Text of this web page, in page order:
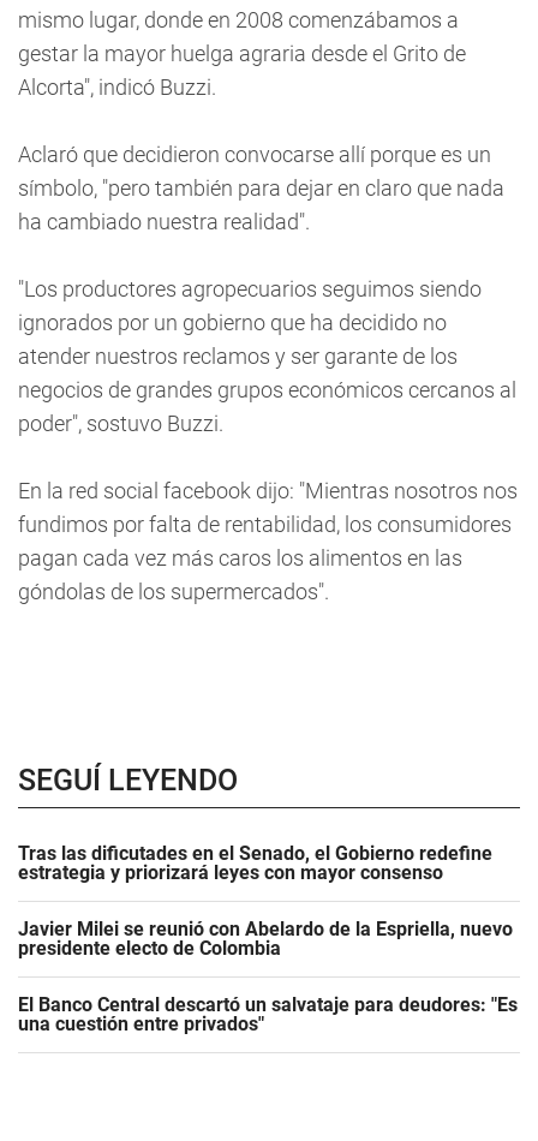
mismo lugar, donde en 2008 comenzábamos a
gestar la mayor huelga agraria desde el Grito de
Alcorta", indicó Buzzi.
Aclaró que decidieron convocarse allí porque es un
símbolo, "pero también para dejar en claro que nada
ha cambiado nuestra realidad".
"Los productores agropecuarios seguimos siendo
ignorados por un gobierno que ha decidido no
atender nuestros reclamos y ser garante de los
negocios de grandes grupos económicos cercanos al
poder", sostuvo Buzzi.
En la red social facebook dijo: "Mientras nosotros nos
fundimos por falta de rentabilidad, los consumidores
pagan cada vez más caros los alimentos en las
góndolas de los supermercados".
SEGUÍ LEYENDO
Tras las dificutades en el Senado, el Gobierno redefine
estrategia y priorizará leyes con mayor consenso
Javier Milei se reunió con Abelardo de la Espriella, nuevo
presidente electo de Colombia
El Banco Central descartó un salvataje para deudores: "Es
una cuestión entre privados"